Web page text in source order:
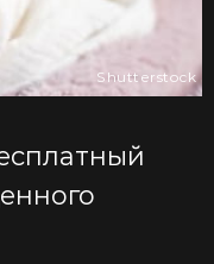
Shutterstock